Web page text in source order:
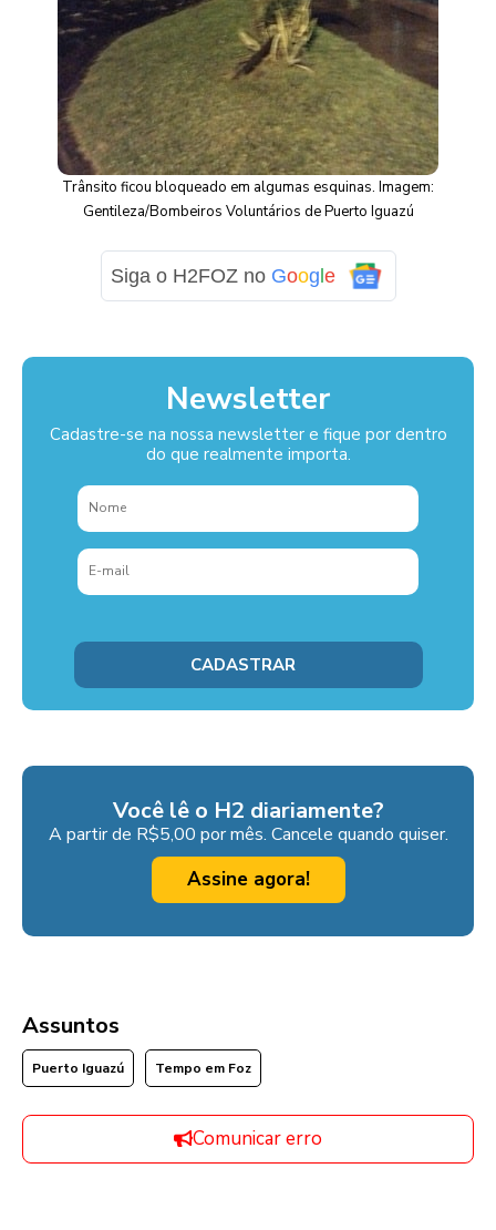
Trânsito ficou bloqueado em algumas esquinas. Imagem:
Gentileza/Bombeiros Voluntários de Puerto Iguazú
Siga o H2FOZ no Goog e
Newsletter
Cadastre-se na nossa newsletter e fique por dentro
do que realmente importa.
Você lê o H2 diariamente?
A partir de R$5,00 por mês. Cancele quando quiser.
Assine agora!
Assuntos
Puerto Iguazú Tempo em Foz
Comunicar erro